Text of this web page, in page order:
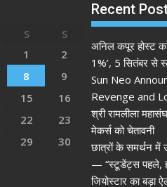
S
S
1
2
8
9
15
16
22
23
29
30
Recent
अनिल कपूर होस्ट
1%’, 5 सितंबर से
Sun Neo
Revenge and
श्री रामलीला
मेकर्स को चेतावनी
छात्रों के समर्थन में
— “स्टूडेंट्स पहले,
जियोस्टार का बड़ा